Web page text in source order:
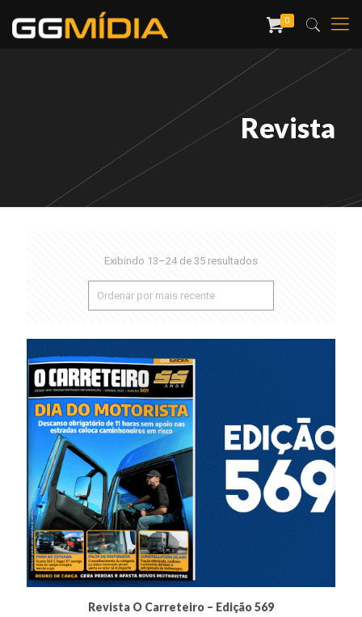
0
Revista
Exibindo 13–24 de 35 resultados
Revista O Carreteiro – Edição 569